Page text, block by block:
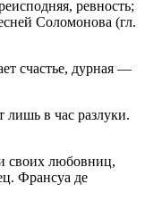
ревность;
Соломонова (гл.
счастье, дурная —
в час разлуки.
своих любовниц,
Франсуа де